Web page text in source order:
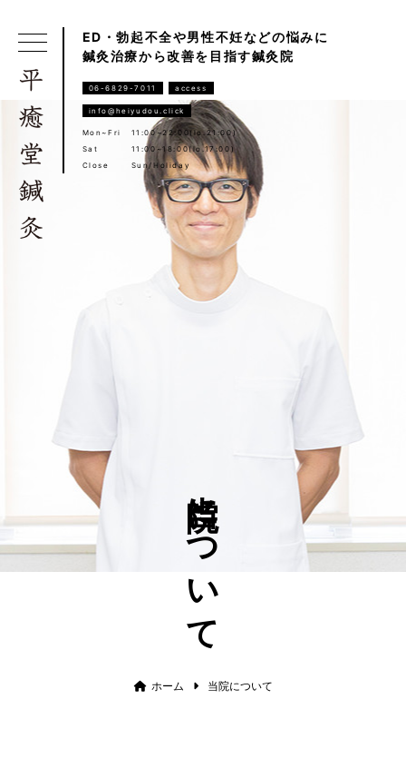
ED・勃起不全や男性不妊などの悩みに
鍼灸治療から改善を目指す鍼灸院
06-6829-7011 access
info@heiyudou.click
Mon~Fri
11:00~22:00(lo.21:00)
Sat
11:00~18:00(lo.17:00)
Close
Sun/Holiday
当院について
ホーム 当院について